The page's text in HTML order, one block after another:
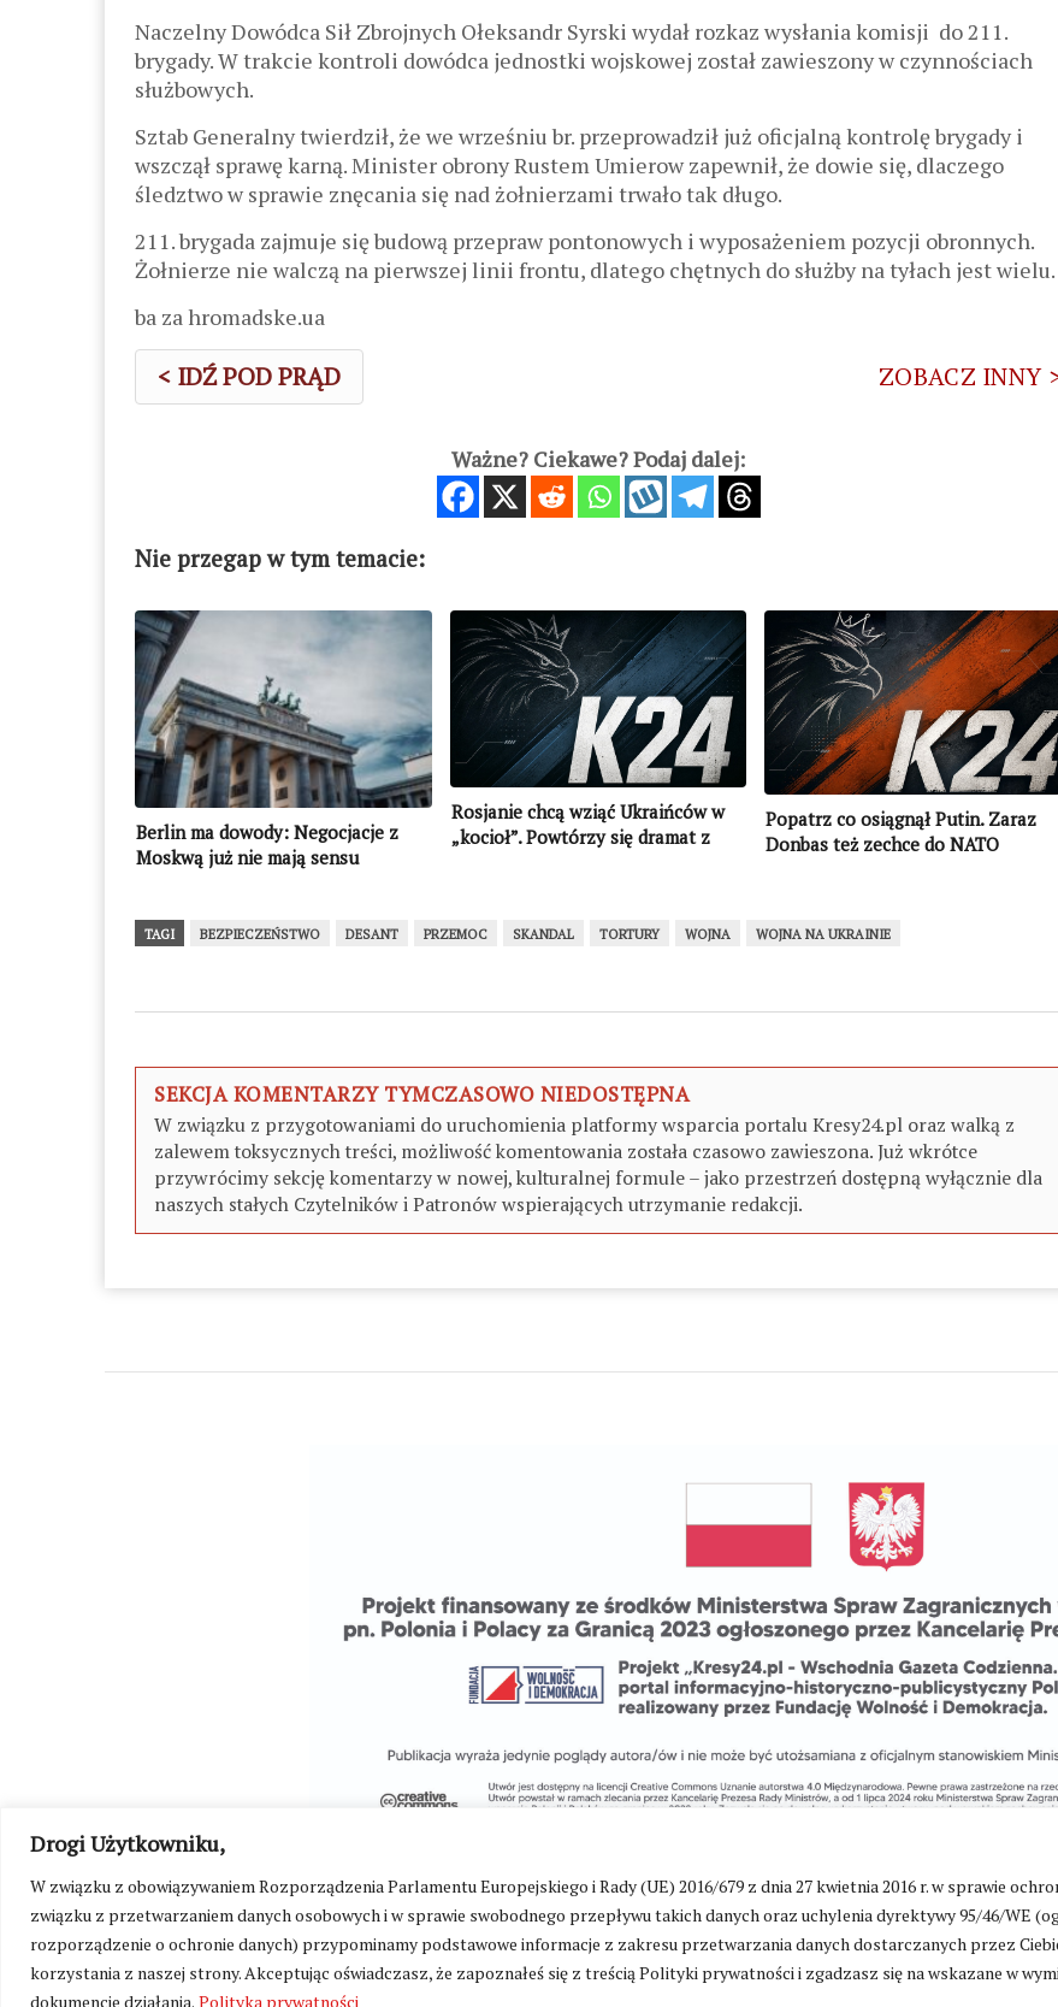
Drogi Użytkowniku,
W związku z obowiązywaniem Rozporządzenia Parlamentu Europejskiego i Rady (UE) 2016/679 z dnia 27 kwietnia 2016 r. w sprawie
związku z przetwarzaniem danych osobowych i w sprawie swobodnego przepływu takich danych oraz uchylenia dyrektywy 95/46/WE
rozporządzenie o ochronie danych) przypominamy podstawowe informacje z zakresu przetwarzania danych dostarczanych przez
korzystania z naszej strony. Akceptując oświadczasz, że zapoznałeś się z treścią Polityki prywatności i zgadzasz się na wskazane w
dokumencie działania. Polityka prywatności
Naczelny Dowódca Sił Zbrojnych Ołeksandr Syrski wydał rozkaz wysłania komisji do 211.
brygady. W trakcie kontroli dowódca jednostki wojskowej został zawieszony w czynnościach
służbowych.
Sztab Generalny twierdził, że we wrześniu br. przeprowadził już oficjalną kontrolę brygady i
wszczął sprawę karną. Minister obrony Rustem Umierow zapewnił, że dowie się, dlaczego
śledztwo w sprawie znęcania się nad żołnierzami trwało tak długo.
211. brygada zajmuje się budową przepraw pontonowych i wyposażeniem pozycji obronnych.
Żołnierze nie walczą na pierwszej linii frontu, dlatego chętnych do służby na tyłach jest wielu.
ba za hromadske.ua
< IDŹ POD PRĄD ZOBACZ INNY
Ważne? Ciekawe? Podaj dalej:
Nie przegap w tym temacie:
Berlin ma dowody: Negocjacje z
Moskwą już nie mają sensu
Rosjanie chcą wziąć Ukraińców w
„kocioł”. Powtórzy się dramat z
Popatrz co osiągnął Putin. Zaraz
Donbas też zechce do NATO
TAGI BEZPIECZEŃSTWO DESANT PRZEMOC SKANDAL TORTURY WOJNA WOJNA NA UKRAINIE
SEKCJA KOMENTARZY TYMCZASOWO NIEDOSTĘPNA
W związku z przygotowaniami do uruchomienia platformy wsparcia portalu Kresy24.pl oraz walką z
zalewem toksycznych treści, możliwość komentowania została czasowo zawieszona. Już wkrótce
przywrócimy sekcję komentarzy w nowej, kulturalnej formule – jako przestrzeń dostępną wyłącznie dla
naszych stałych Czytelników i Patronów wspierających utrzymanie redakcji.
Zmień ustawienia cookies